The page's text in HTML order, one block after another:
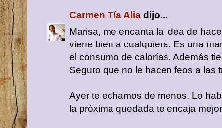
Carmen Tía Alia dijo...
Marisa, me encanta la idea de
viene bien a cualquiera. Es una
el consumo de calorías. Además
Seguro que no le hacen feos a las
Ayer te echamos de menos. Lo
la próxima quedada te encaja